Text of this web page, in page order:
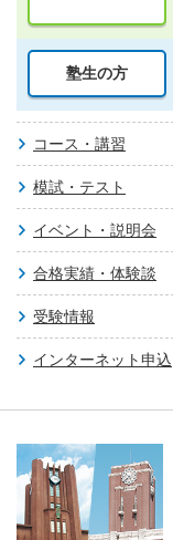
塾生の方
コース・講習
模試・テスト
イベント・説明会
合格実績・体験談
受験情報
インターネット申込